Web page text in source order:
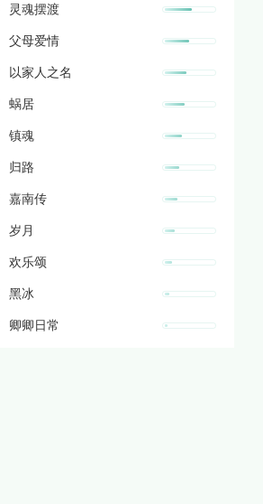
灵魂摆渡
父母爱情
以家人之名
蜗居
镇魂
归路
嘉南传
岁月
欢乐颂
黑冰
卿卿日常